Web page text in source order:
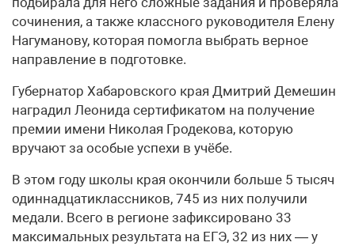
сочинения, а также классного руководителя Елену
Нагуманову, которая помогла выбрать верное
направление в подготовке.
Губернатор Хабаровского края Дмитрий Демешин
наградил Леонида сертификатом на получение
премии имени Николая Гродекова, которую
вручают за особые успехи в учёбе.
В этом году школы края окончили больше 5 тысяч
одиннадцатиклассников, 745 из них получили
медали. Всего в регионе зафиксировано 33
максимальных результата на ЕГЭ, 32 из них — у